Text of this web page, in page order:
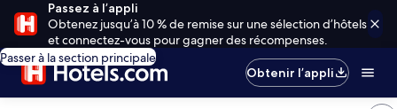
Passez à l’appli
Obtenez jusqu’à 10 % de remise sur une sélection d’hôtels
et connectez-vous pour gagner des récompenses.
Passer à la section principale
Obtenir l’appli